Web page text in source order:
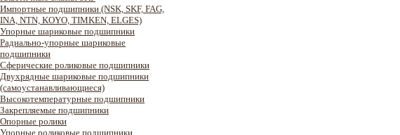
Импортные подшипники (NSK, SKF, FAG,
INA, NTN, KOYO, TIMKEN, ELGES)
Упорные шариковые подшипники
Радиально-упорные шариковые
подшипники
Сферические роликовые подшипники
Двухрядные шариковые подшипники
(самоустанавливающиеся)
Высокотемпературные подшипники
Закрепляемые подшипники
Опорные ролики
Упорные роликовые подшипники